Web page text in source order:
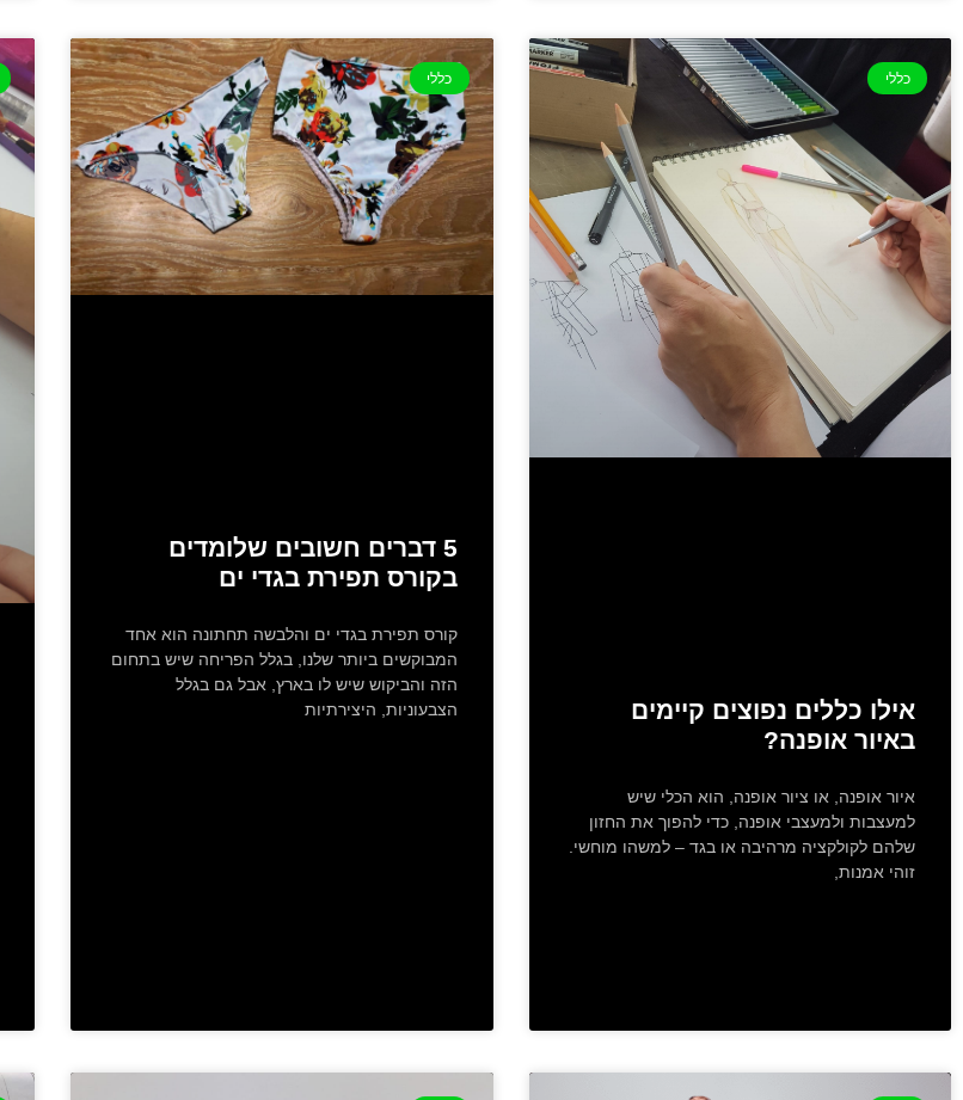
כללי
אילו כללים נפוצים קיימים
באיור אופנה?
איור אופנה, או ציור אופנה, הוא הכלי שיש
למעצבות ולמעצבי אופנה, כדי להפוך את החזון
שלהם לקולקציה מרהיבה או בגד – למשהו מוחשי.
זוהי אמנות,
כללי
5 דברים חשובים שלומדים
בקורס תפירת בגדי ים
קורס תפירת בגדי ים והלבשה תחתונה הוא אחד
המבוקשים ביותר שלנו, בגלל הפריחה שיש בתחום
הזה והביקוש שיש לו בארץ, אבל גם בגלל
הצבעוניות, היצירתיות